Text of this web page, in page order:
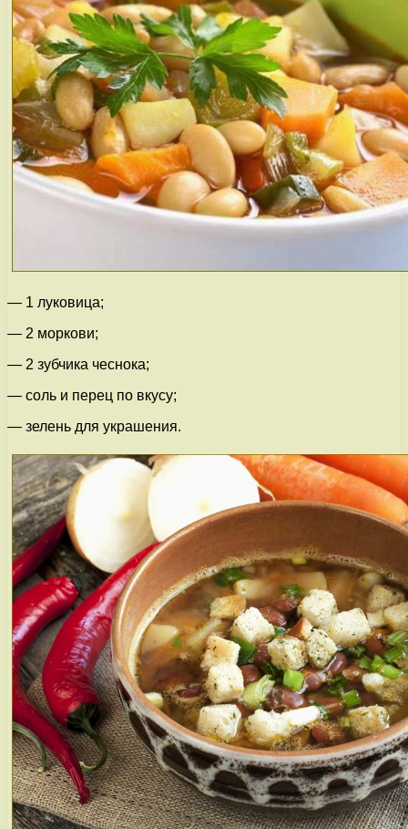
— 1 луковица;
— 2 моркови;
— 2 зубчика чеснока;
— соль и перец по вкусу;
— зелень для украшения.